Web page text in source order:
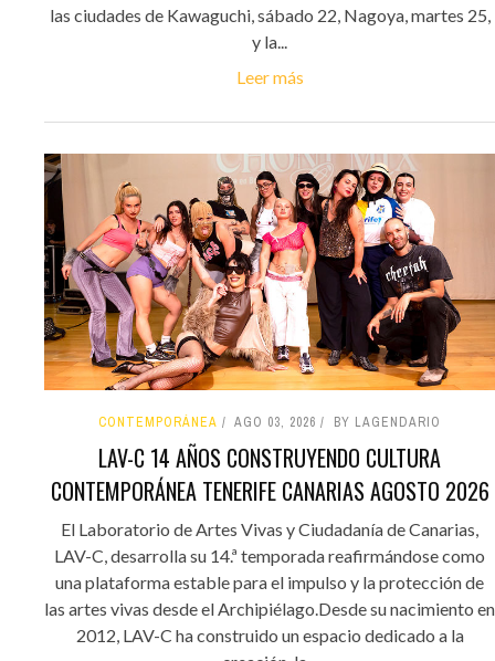
las ciudades de Kawaguchi, sábado 22, Nagoya, martes 25,
y la...
Leer más
CONTEMPORÁNEA AGO 03, 2026 BY LAGENDARIO
LAV-C 14 AÑOS CONSTRUYENDO CULTURA
CONTEMPORÁNEA TENERIFE CANARIAS AGOSTO 2026
El Laboratorio de Artes Vivas y Ciudadanía de Canarias,
LAV-C, desarrolla su 14.ª temporada reafirmándose como
una plataforma estable para el impulso y la protección de
las artes vivas desde el Archipiélago.Desde su nacimiento en
2012, LAV-C ha construido un espacio dedicado a la